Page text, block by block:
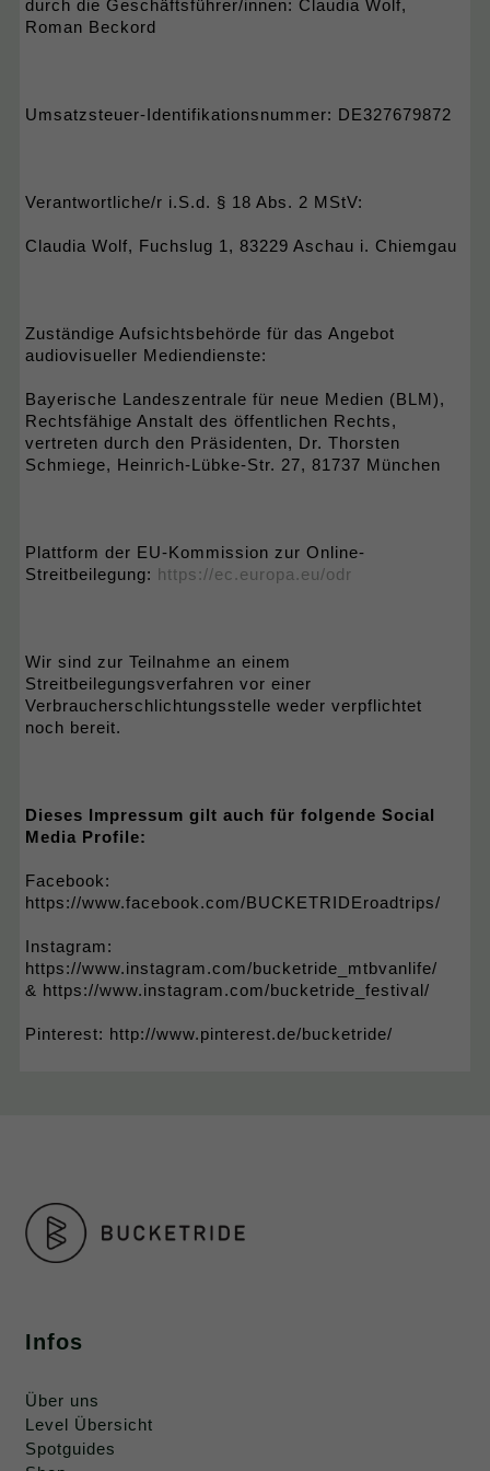
durch die Geschäftsführer/innen: Claudia Wolf,
Roman Beckord
Umsatzsteuer-Identifikationsnummer: DE327679872
Verantwortliche/r i.S.d. § 18 Abs. 2 MStV:
Claudia Wolf, Fuchslug 1, 83229 Aschau i. Chiemgau
Zuständige Aufsichtsbehörde für das Angebot
audiovisueller Mediendienste:
Bayerische Landeszentrale für neue Medien (BLM),
Rechtsfähige Anstalt des öffentlichen Rechts,
vertreten durch den Präsidenten, ​​​​​​​Dr. Thorsten
Schmiege, Heinrich-Lübke-Str. 27, 81737 München
Plattform der EU-Kommission zur Online-
Streitbeilegung: https://ec.europa.eu/odr
Wir sind zur Teilnahme an einem
Streitbeilegungsverfahren vor einer
Verbraucherschlichtungsstelle weder verpflichtet
noch bereit.
Dieses Impressum gilt auch für folgende Social
Media Profile:
Facebook:
https://www.facebook.com/BUCKETRIDEroadtrips/
Instagram:
https://www.instagram.com/bucketride_mtbvanlife/​
& https://www.instagram.com/bucketride_festival/​
Pinterest: http://www.pinterest.de/bucketride/
Infos
Über uns
Level Übersicht
Spotguides